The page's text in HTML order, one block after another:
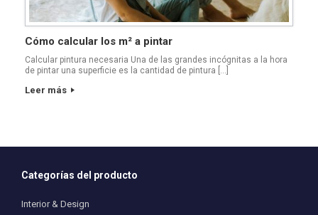
Cómo calcular los m² a pintar
Calcular pintura necesaria Una de las grandes incógnitas a la hora
de pintar una superficie es la cantidad de pintura […]
Leer más
Categorías del producto
Interior & Design